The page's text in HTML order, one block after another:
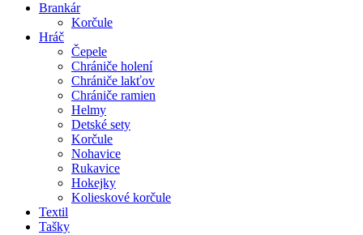
Brankár
Korčule
Hráč
Čepele
Chrániče holení
Chrániče lakťov
Chrániče ramien
Helmy
Detské sety
Korčule
Nohavice
Rukavice
Hokejky
Kolieskové korčule
Textil
Tašky